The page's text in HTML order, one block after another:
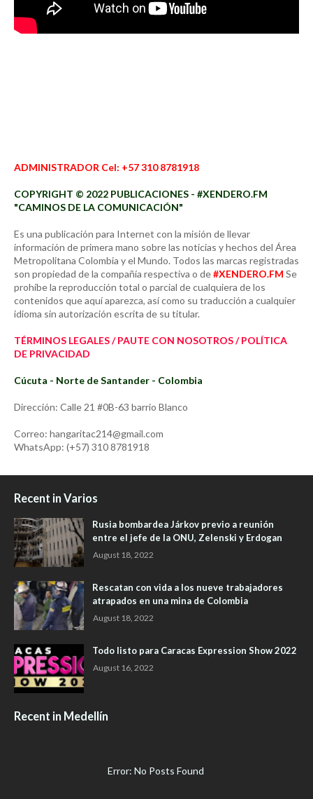
ADMINISTRADOR Cel: +57 310 8781918
COPYRIGHT © 2022 PUBLICACIONES - #XENDERO.FM
"CAMINOS DE LA COMUNICACIÓN"
Es una publicación para Internet con la misión de llevar
información de primera mano sobre las noticias y hechos del Área
Metropolitana Colombia y el Mundo. Todos las marcas registradas
son propiedad de la compañía respectiva o de#XENDERO.FM Se
prohíbe la reproducción total o parcial de cualquiera de los
contenidos que aquí aparezca, así como su traducción a cualquier
idioma sin autorización escrita de su titular.
TÉRMINOS LEGALES / PAUTE CON NOSOTROS / POLÍTICA
DE PRIVACIDAD
Cúcuta - Norte de Santander - Colombia
Dirección: Calle 21 #0B-63 barrio Blanco
Correo: hangaritac214@gmail.com
WhatsApp: (+57) 310 8781918
Recent in Varios
Rusia bombardea Járkov previo a reunión
entre el jefe de la ONU, Zelenski y Erdogan
August 18, 2022
Rescatan con vida a los nueve trabajadores
atrapados en una mina de Colombia
August 18, 2022
Todo listo para Caracas Expression Show 2022
August 16, 2022
Recent in Medellín
Error: No Posts Found